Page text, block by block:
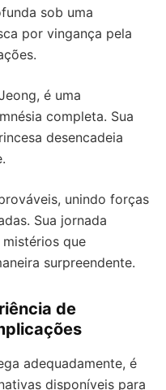
sob uma
por vingança pela
é uma
completa. Sua
desencadeia
unindo forças
Sua jornada
que
surpreendente.
de
adequadamente, é
disponíveis para